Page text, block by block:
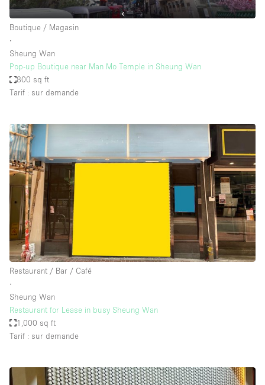
Boutique / Magasin
∙
Sheung Wan
Pop-up Boutique near Man Mo Temple in Sheung Wan
800 sq ft
Tarif : sur demande
Restaurant / Bar / Café
∙
Sheung Wan
Restaurant for Lease in busy Sheung Wan
1,000 sq ft
Tarif : sur demande